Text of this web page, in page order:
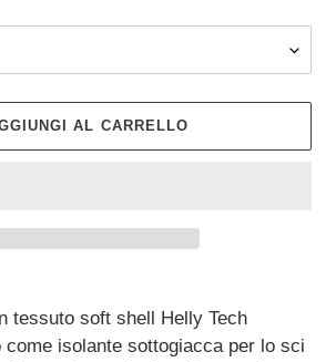
AL CARRELLO
tessuto soft shell Helly Tech
come isolante sottogiacca per lo sci